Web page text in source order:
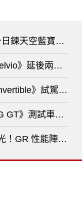
鍊天空藍寶石腕
》延後兩年 全
》試駕報
GT》測試車失火
！GR 性能陣容再